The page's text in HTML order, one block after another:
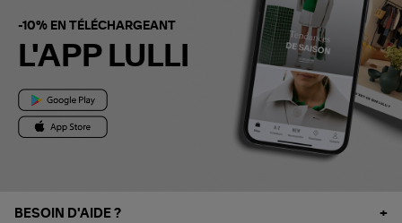
-10% EN TÉLÉCHARGEANT
L'APP LULLI
BESOIN D'AIDE ?